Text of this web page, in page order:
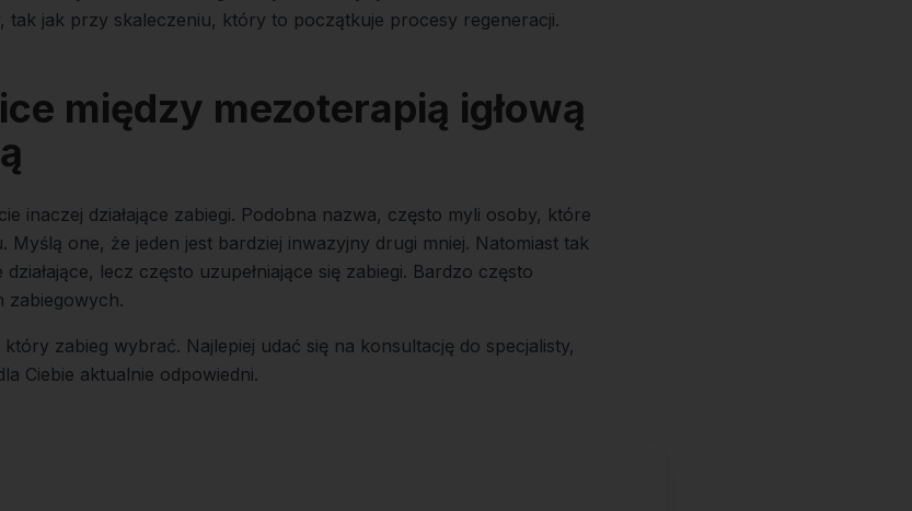
tak jak przy skaleczeniu, który to początkuje procesy regeneracji.
między mezoterapią igłową
inaczej działające zabiegi. Podobna nazwa, często myli osoby, które
Myślą one, że jeden jest bardziej inwazyjny drugi mniej. Natomiast tak
lecz często uzupełniające się zabiegi. Bardzo często
zabiegowych.
zabieg wybrać. Najlepiej udać się na konsultację do specjalisty,
Ciebie aktualnie odpowiedni.